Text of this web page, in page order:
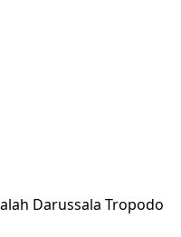
Darussala Tropodo